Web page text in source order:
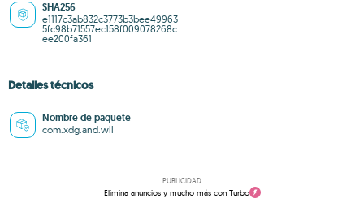
SHA256
e1117c3ab832c3773b3bee49963
5fc98b71557ec158f009078268c
ee200fa361
Detalles técnicos
Nombre de paquete
com.xdg.and.wll
PUBLICIDAD
Elimina anuncios y mucho más con Turbo